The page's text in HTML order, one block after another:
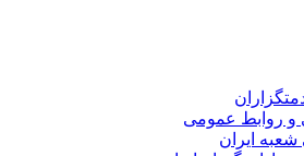
و روابط عمومی
ايران